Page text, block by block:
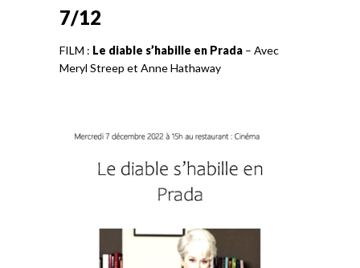
7/12
FILM : Le diable s’habille en Prada – Avec
Meryl Streep et Anne Hathaway